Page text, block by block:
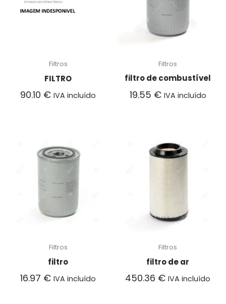
Filtros
FILTRO
90.10 € IVA incluído
Filtros
filtro de combustível
19.55 € IVA incluído
Filtros
filtro
16.97 € IVA incluído
Filtros
filtro de ar
450.36 € IVA incluído